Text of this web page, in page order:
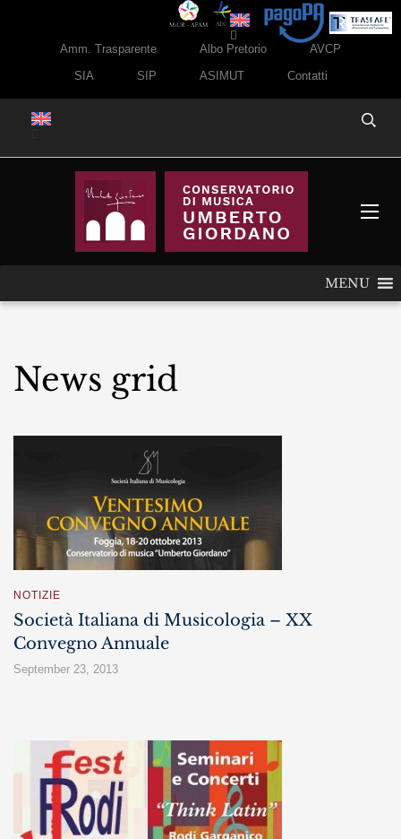
Amm. Trasparente Albo Pretorio
AVCP
SIA
SIP ASIMUT Contatti
MENU
News grid
NOTIZIE
Società Italiana di Musicologia – XX
Convegno Annuale
September 23, 2013